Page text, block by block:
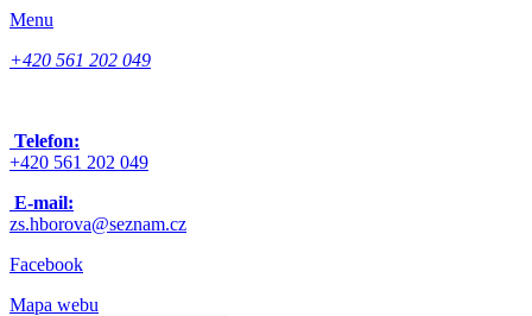
Menu
+420 561 202 049
Telefon:
+420 561 202 049
E-mail:
zs.hborova@seznam.cz
Facebook
Mapa webu